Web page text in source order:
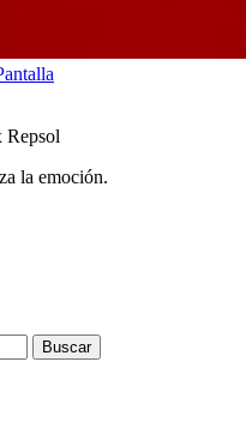
Repsol
la emoción.